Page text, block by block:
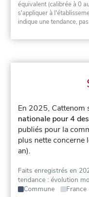
équivalent (calibrée à 0
s'appliquer à
indique une tendance,
En 2025, Cattenom
nationale pour 4
publiés pour la
plus nette concerne
an).
Faits enregistrés en
tendance : évolution
Commune
France